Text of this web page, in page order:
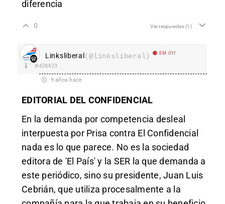
diferencia
0 Ver respuestas(1)
Linksliberal(@linksliberal) EM Off
#428423
9 años hace
EDITORIAL DEL CONFIDENCIAL
En la demanda por competencia desleal
interpuesta por Prisa contra El Confidencial
nada es lo que parece. No es la sociedad
editora de 'El País' y la SER la que demanda a
este periódico, sino su presidente, Juan Luis
Cebrián, que utiliza procesalmente a la